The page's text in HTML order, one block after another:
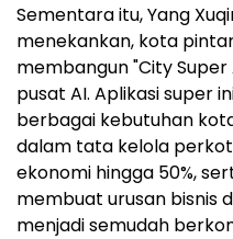
Sementara itu, Yang
menekankan, kota
membangun "City
pusat AI. Aplikasi super
berbagai kebutuhan
dalam tata kelola
ekonomi hingga 50%,
membuat urusan bisnis
menjadi semudah